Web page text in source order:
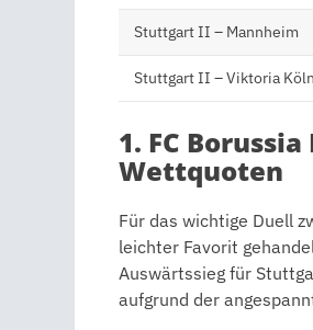
Stuttgart II – Mannheim
Stuttgart II – Viktoria Köln
1. FC
Wettquoten
Für das wichtige Duell
leichter Favorit
Auswärtssieg für
aufgrund der